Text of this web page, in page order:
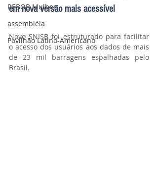
REBOB Mulher
assembléia
Pavilhão Latino-Americano
em nova versão mais acessível
Novo SNISB foi estruturado para facilitar
o acesso dos usuários aos dados de mais
de 23 mil barragens espalhadas pelo
Brasil.